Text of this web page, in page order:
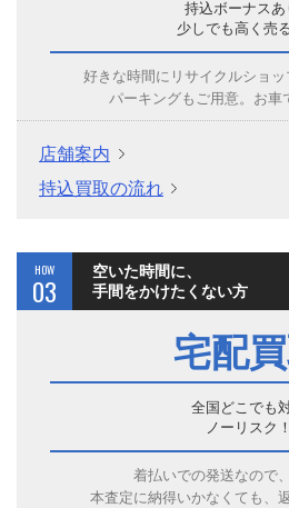
持込ボーナスあ
少しでも高く売
好きな時間にリサイクルショッ
パーキングもご用意。お車
店舗案内
持込買取の流れ
HOW
03
空いた時間に、
手間をかけたくない方
宅配
全国どこでも
ノーリスク！
着払いでの発送なので
本査定に納得いかなくても、